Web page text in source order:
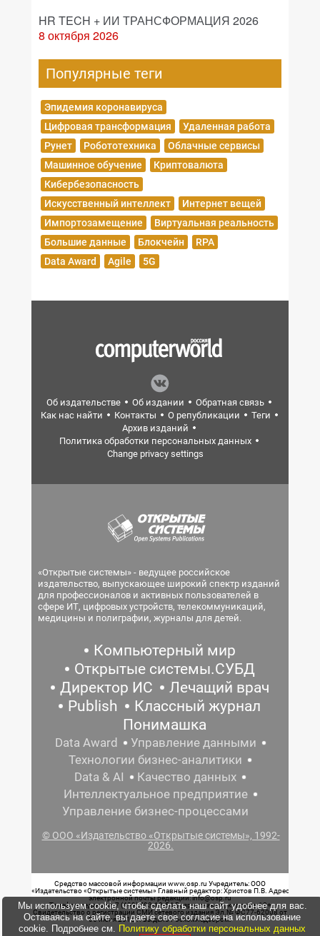
HR TECH + ИИ ТРАНСФОРМАЦИЯ 2026
8 октября 2026
Популярные теги
Эпидемия коронавируса
Цифровая трансформация
Удаленная работа
Рунет
Робототехника
Облачные сервисы
Машинное обучение
Криптовалюта
Кибербезопасность
Искусственный интеллект
Интернет вещей
Импортозамещение
Виртуальная реальность
Большие данные
Блокчейн
RPA
Data Award
Agile 5G
Об издательстве Об издании
Обратная связь
Как нас найти
Контакты О републикации
Теги
Архив изданий
Политика обработки персональных данных
Change privacy settings
«Открытые системы» - ведущее российское
издательство, выпускающее широкий спектр изданий
для профессионалов и активных пользователей в
сфере ИТ, цифровых устройств, телекоммуникаций,
медицины и полиграфии, журналы для детей.
Компьютерный мир
Открытые системы.СУБД
Директор ИС
Лечащий врач
Publish
Классный журнал
Понимашка
Data Award
Управление данными
Технологии бизнес-аналитики
Data & AI
Качество данных
Интеллектуальное предприятие
Управление бизнес-процессами
© ООО «Издательство «Открытые системы», 1992-
2026.
Средство массовой информации www.osp.ru Учредитель: ООО
«Издательство «Открытые системы» Главный редактор: Христов П.В. Адрес
электронной почты редакции: info@osp.ru
Телефон редакции: 7 (499) 703-18-54 Возрастная маркировка: 12+
Свидетельство о регистрации СМИ сетевого издания Эл.№ ФС77-62008 от
05 июня 2015 г. выдано Роскомнадзором.
Мы используем cookie, чтобы сделать наш сайт удобнее для вас.
Оставаясь на сайте, вы даете свое согласие на использование
cookie. Подробнее см. Политику обработки персональных данных